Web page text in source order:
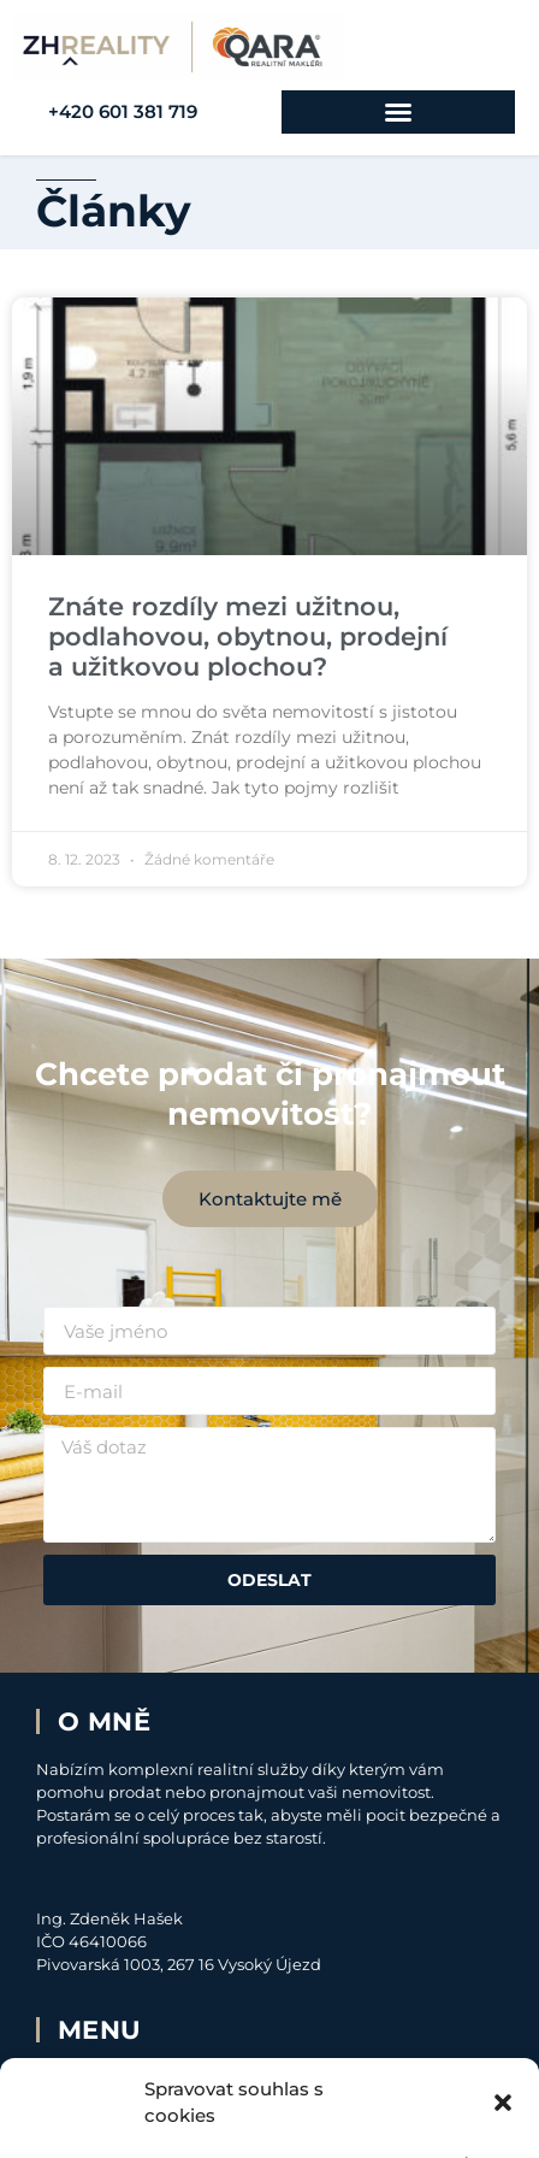
Spravovat souhlas s
cookies
+420 601 381 719
Články
Znáte rozdíly mezi užitnou,
podlahovou, obytnou, prodejní
a užitkovou plochou?
Vstupte se mnou do světa nemovitostí s jistotou
a porozuměním. Znát rozdíly mezi užitnou,
podlahovou, obytnou, prodejní a užitkovou plochou
není až tak snadné. Jak tyto pojmy rozlišit
8. 12. 2023 Žádné komentáře
Chcete prodat či pronajmout
nemovitost?
Kontaktujte mě
ODESLAT
O MNĚ
Nabízím komplexní realitní služby díky kterým vám
pomohu prodat nebo pronajmout vaši nemovitost.
Postarám se o celý proces tak, abyste měli pocit bezpečné a
profesionální spolupráce bez starostí.
Ing. Zdeněk Hašek
IČO 46410066
Pivovarská 1003, 267 16 Vysoký Újezd
MENU